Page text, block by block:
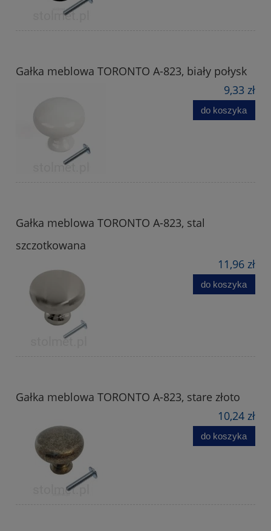
Gałka meblowa TORONTO A-823, biały połysk
9,33 zł
do koszyka
Gałka meblowa TORONTO A-823, stal
szczotkowana
11,96 zł
do koszyka
Gałka meblowa TORONTO A-823, stare złoto
10,24 zł
do koszyka